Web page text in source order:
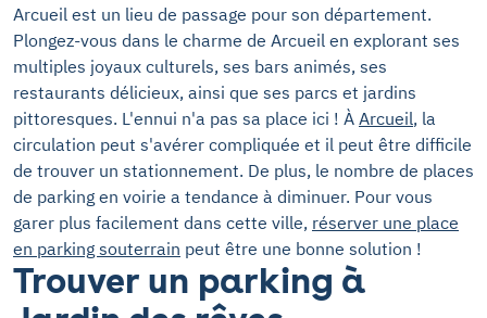
Arcueil est un lieu de passage pour son département.
Plongez-vous dans le charme de Arcueil en explorant ses
multiples joyaux culturels, ses bars animés, ses
restaurants délicieux, ainsi que ses parcs et jardins
pittoresques. L'ennui n'a pas sa place ici ! À Arcueil, la
circulation peut s'avérer compliquée et il peut être difficile
de trouver un stationnement. De plus, le nombre de places
de parking en voirie a tendance à diminuer. Pour vous
garer plus facilement dans cette ville, réserver une place
en parking souterrain peut être une bonne solution !
Trouver un parking à